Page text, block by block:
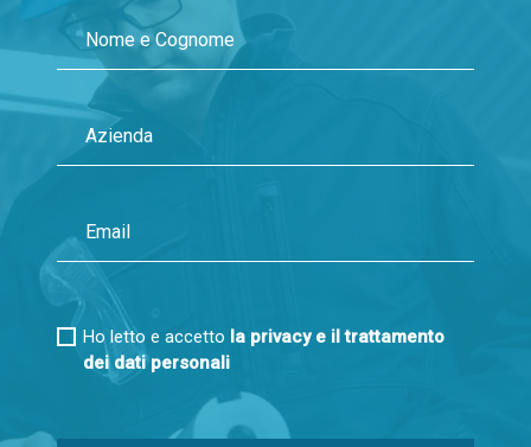
Ho letto e accetto la privacy e il trattamento
dei dati personali